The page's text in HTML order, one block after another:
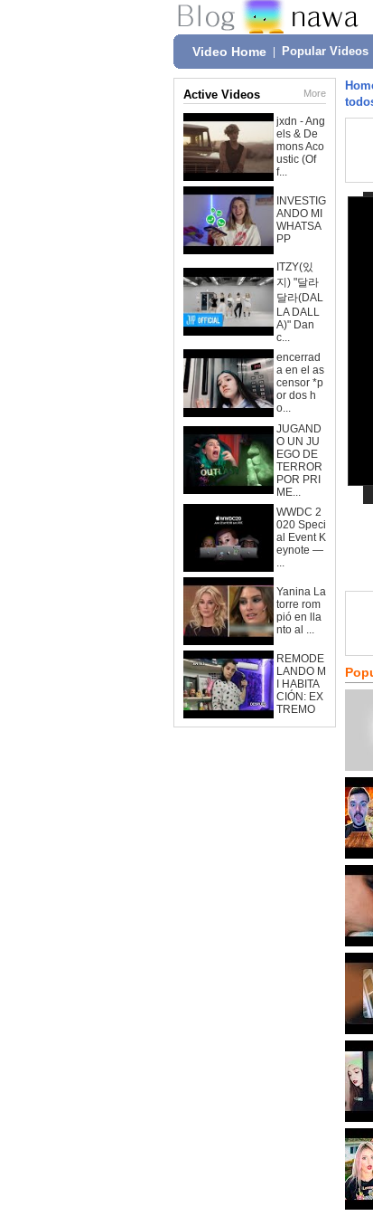
Video Home Popular Videos
Active Videos More
jxdn - Ang
els & De
mons Aco
ustic (Of
f...
INVESTIG
ANDO MI
WHATSA
PP
ITZY(있
지) "달라
달라(DAL
LA DALL
A)" Dan
c...
encerrad
a en el as
censor *p
or dos h
o...
JUGAND
O UN JU
EGO DE
TERROR
POR PRI
ME...
WWDC 2
020 Speci
al Event K
eynote —
...
Yanina La
torre rom
pió en lla
nto al ...
REMODE
LANDO M
I HABITA
CIÓN: EX
TREMO